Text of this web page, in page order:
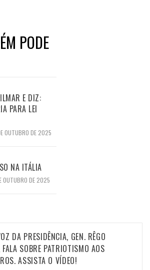
PODE
E DIZ:
PARA LEI
OUTUBRO DE 2025
NA ITÁLIA
OUTUBRO DE 2025
DA PRESIDÊNCIA, GEN. RÊGO
SOBRE PATRIOTISMO AOS
ASSISTA O VÍDEO!